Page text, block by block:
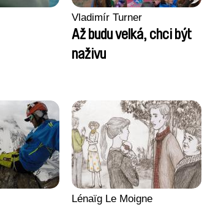
Vladimír Turner
Až budu velká, chci být
naživu
Lénaïg Le Moigne